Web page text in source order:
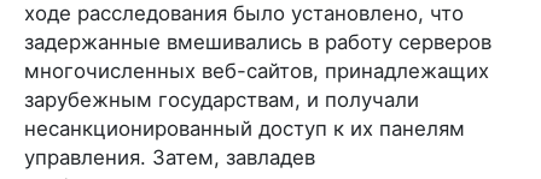
ходе расследования было установлено, что
задержанные вмешивались в работу серверов
многочисленных веб-сайтов, принадлежащих
зарубежным государствам, и получали
несанкционированный доступ к их панелям
управления. Затем, завладев